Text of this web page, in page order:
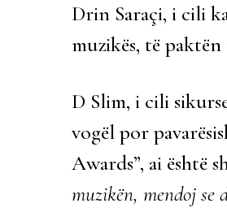
Drin Saraçi, i cili
muzikës, të
D Slim, i cili
vogël por
Awards”, ai është
muzikën, mendoj se